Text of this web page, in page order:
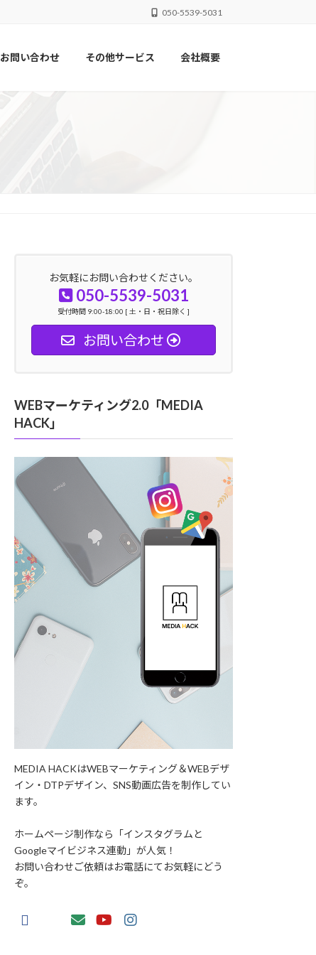
050-5539-5031
お問い合わせ その他サービス 会社概要
お気軽にお問い合わせください。
050-5539-5031
受付時間 9:00-18:00 [ 土・日・祝日除く ]
お問い合わせ
WEBマーケティング2.0「MEDIA
HACK」
MEDIA HACKはWEBマーケティング＆WEBデザ
イン・DTPデザイン、SNS動画広告を制作してい
ます。
ホームページ制作なら「インスタグラムと
Googleマイビジネス連動」が人気！
お問い合わせご依頼はお電話にてお気軽にどう
ぞ。